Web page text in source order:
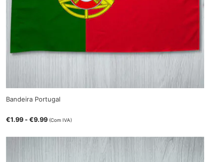
Bandeira Portugal
€1.99 -€9.99 (Com IVA)